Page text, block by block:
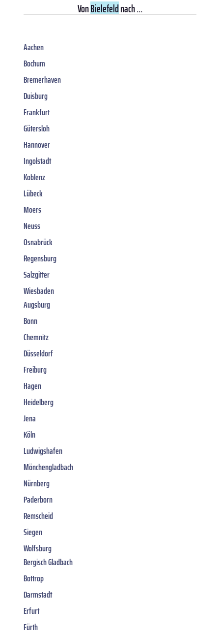
VonBielefeldnach ...
Aachen
Bochum
Bremerhaven
Duisburg
Frankfurt
Gütersloh
Hannover
Ingolstadt
Koblenz
Lübeck
Moers
Neuss
Osnabrück
Regensburg
Salzgitter
Wiesbaden
Augsburg
Bonn
Chemnitz
Düsseldorf
Freiburg
Hagen
Heidelberg
Jena
Köln
Ludwigshafen
Mönchengladbach
Nürnberg
Paderborn
Remscheid
Siegen
Wolfsburg
Bergisch Gladbach
Bottrop
Darmstadt
Erfurt
Fürth